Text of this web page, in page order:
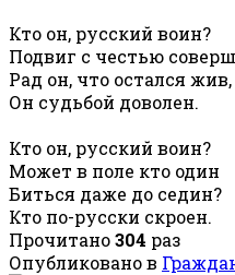
Кто он, русский воин?
Подвиг с честью
Рад он, что остался жив,
Он судьбой доволен.
Кто он, русский воин?
Может в поле кто один
Биться даже до седин?
Кто по-русски скроен.
Прочитано304 раз
Опубликовано в